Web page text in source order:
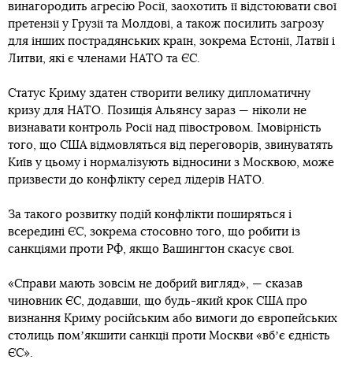
винагородить агресію Росії, заохотить її відстоювати свої
претензії у Грузії та Молдові, а також посилить загрозу
для інших пострадянських країн, зокрема Естонії, Латвії і
Литви, які є членами НАТО та ЄС.
Статус Криму здатен створити велику дипломатичну
кризу для НАТО. Позиція Альянсу зараз — ніколи не
визнавати контроль Росії над півостровом. Імовірність
того, що США відмовляться від переговорів, звинуватять
Київ у цьому і нормалізують відносини з Москвою, може
призвести до конфлікту серед лідерів НАТО.
За такого розвитку подій конфлікти поширяться і
всередині ЄС, зокрема стосовно того, що робити із
санкціями проти РФ, якщо Вашингтон скасує свої.
«Справи мають зовсім не добрий вигляд», — сказав
чиновник ЄС, додавши, що будь-який крок США про
визнання Криму російським або вимоги до європейських
столиць помʼякшити санкції проти Москви «вбʼє єдність
ЄС».